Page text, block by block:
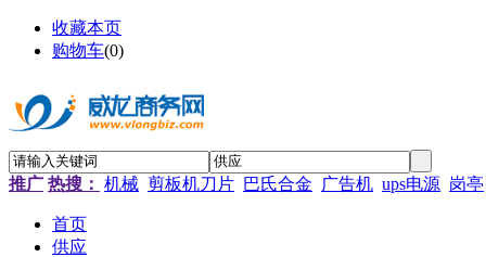
收藏本页
购物车(0)
推广 热搜： 机械 剪板机刀片 巴氏合金 广告机 ups电源 岗亭
首页
供应